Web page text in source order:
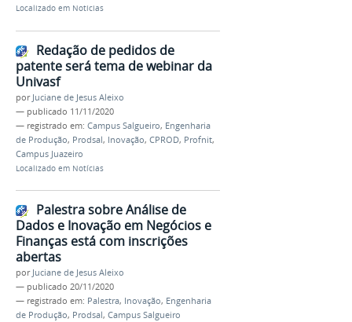
Localizado em Notícias
Redação de pedidos de
patente será tema de webinar da
Univasf
por Juciane de Jesus Aleixo
— publicado 11/11/2020
— registrado em: Campus Salgueiro, Engenharia
de Produção, Prodsal, Inovação, CPROD, Profnit,
Campus Juazeiro
Localizado em Notícias
Palestra sobre Análise de
Dados e Inovação em Negócios e
Finanças está com inscrições
abertas
por Juciane de Jesus Aleixo
— publicado 20/11/2020
— registrado em: Palestra, Inovação, Engenharia
de Produção, Prodsal, Campus Salgueiro